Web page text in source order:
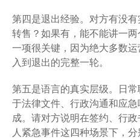
第四是退出经验。对方有没
转售？如果有，能不能讲一
一项很关键，因为绝大多数
入到退出的完整一轮。
第五是语言的真实层级。日
于法律文件、行政沟通和应
成。请对方说明在签约、行
人紧急事件这四种场景下，分